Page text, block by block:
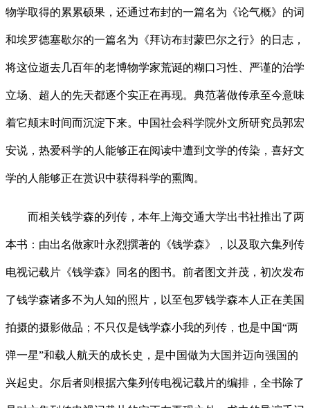
物学取得的累累硕果，还通过布封的一篇名为《论气概》的词
和埃罗德塞歇尔的一篇名为《拜访布封蒙巴尔之行》的日志，
将这位逝去几百年的老博物学家荒诞的糊口习性、严谨的治学
立场、超人的先天都逐个实正在再现。典范著做传承至今意味
着它颠末时间而沉淀下来。中国社会科学院外文所研究员郭宏
安说，热爱科学的人能够正在阅读中遭到文学的传染，喜好文
学的人能够正在赏识中获得科学的熏陶。
而相关钱学森的列传，本年上海交通大学出书社推出了两
本书：由出名做家叶永烈撰著的《钱学森》，以及取六集列传
电视记载片《钱学森》同名的图书。前者图文并茂，初次发布
了钱学森诸多不为人知的照片，以至包罗钱学森本人正在美国
拍摄的摄影做品；不只仅是钱学森小我的列传，也是中国“两
弹一星”和载人航天的成长史，是中国做为大国并迈向强国的
兴起史。尔后者则根据六集列传电视记载片的编排，全书除了